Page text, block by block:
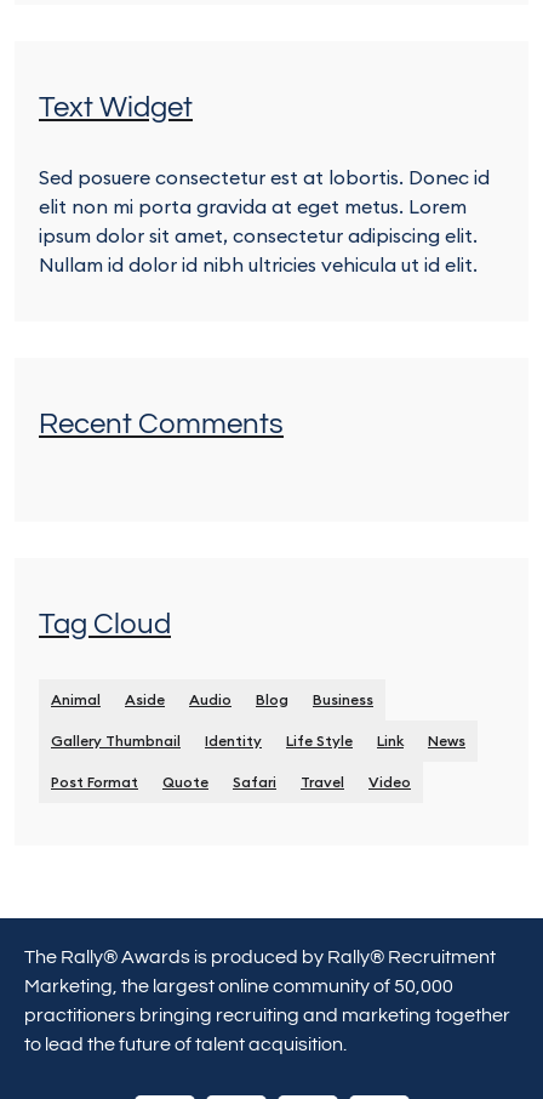
Text Widget
Sed posuere consectetur est at lobortis. Donec id
elit non mi porta gravida at eget metus. Lorem
ipsum dolor sit amet, consectetur adipiscing elit.
Nullam id dolor id nibh ultricies vehicula ut id elit.
Recent Comments
Tag Cloud
Animal Aside Audio Blog Business
Gallery Thumbnail Identity Life Style Link News
Post Format Quote Safari Travel Video
The Rally® Awards is produced by Rally® Recruitment
Marketing, the largest online community of 50,000
practitioners bringing recruiting and marketing together
to lead the future of talent acquisition.